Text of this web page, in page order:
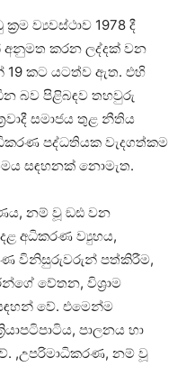
ව්‍යවස්ථාව 1978 දී
අනුමත කරන ලද්දක් වන
19 කට යටත්ව ඇත. එහි
බව පිළිබඳව තහවුරු
සමාජය තුළ නීතිය
පද්ධතියක වැදගත්කම
සඳහනක් නොමැත.
නම් වූ ඞඪ වන
අධිකරණ ව්‍යුහය,
විනිසුරුවරුන් පත්කිරීම,
වේතන, විශ්‍රාම
වේ. එමෙන්ම
පාලනය හා
,උපරිමාධිකරණ, නම් වූ